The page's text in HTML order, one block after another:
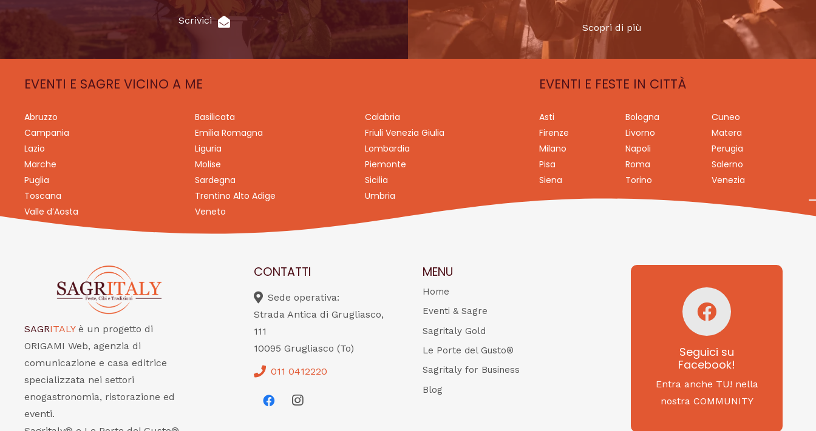
Scrivici
Scopri di più
EVENTI E SAGRE VICINO A ME
Abruzzo Basilicata
Calabria
Campania
Emilia Romagna
Friuli Venezia Giulia
Lazio
Liguria
Lombardia
Marche
Molise
Piemonte
Puglia
Sardegna
Sicilia
Toscana
Trentino Alto Adige
Umbria
Valle d’Aosta
Veneto
EVENTI E FESTE IN CITTÀ
Asti Bologna
Cuneo
Firenze
Livorno
Matera
Milano
Napoli
Perugia
Pisa
Roma
Salerno
Siena
Torino Venezia
SAGRITALY è un progetto di
ORIGAMI Web, agenzia di
comunicazione e casa editrice
specializzata nei settori
enogastronomia, ristorazione ed
eventi.
CONTATTI
Sede operativa:
Strada Antica di Grugliasco,
111
10095 Grugliasco (To)
011 0412220
MENU
Home
Eventi & Sagre
Sagritaly Gold
Le Porte del Gusto®
Sagritaly for Business
Blog
Seguici su
Facebook!
Entra anche TU! nella
nostra COMMUNITY
Seguici su
Facebook!
SAGRITALY
Feste, cibi e tradizioni
da Nord a Sud...